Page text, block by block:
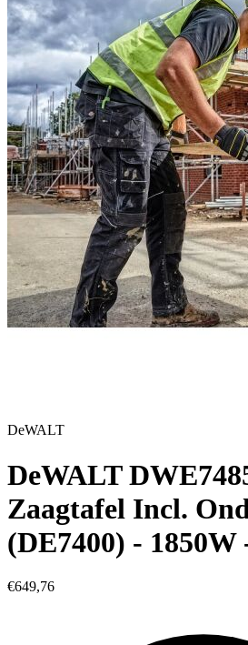
DeWALT
DeWALT
Zaagtafel Incl.
(DE7400) - 1850W
€649,76